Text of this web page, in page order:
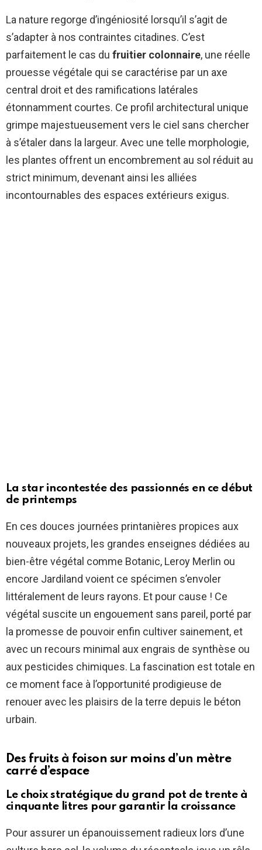
La nature regorge d’ingéniosité lorsqu’il s’agit de
s’adapter à nos contraintes citadines. C’est
parfaitement le cas du fruitier colonnaire, une réelle
prouesse végétale qui se caractérise par un axe
central droit et des ramifications latérales
étonnamment courtes. Ce profil architectural unique
grimpe majestueusement vers le ciel sans chercher
à s’étaler dans la largeur. Avec une telle morphologie,
les plantes offrent un encombrement au sol réduit au
strict minimum, devenant ainsi les alliées
incontournables des espaces extérieurs exigus.
La star incontestée des passionnés en ce début
de printemps
En ces douces journées printanières propices aux
nouveaux projets, les grandes enseignes dédiées au
bien-être végétal comme Botanic, Leroy Merlin ou
encore Jardiland voient ce spécimen s’envoler
littéralement de leurs rayons. Et pour cause ! Ce
végétal suscite un engouement sans pareil, porté par
la promesse de pouvoir enfin cultiver sainement, et
avec un recours minimal aux engrais de synthèse ou
aux pesticides chimiques. La fascination est totale en
ce moment face à l’opportunité prodigieuse de
renouer avec les plaisirs de la terre depuis le béton
urbain.
Des fruits à foison sur moins d’un mètre
carré d’espace
Le choix stratégique du grand pot de trente à
cinquante litres pour garantir la croissance
Pour assurer un épanouissement radieux lors d’une